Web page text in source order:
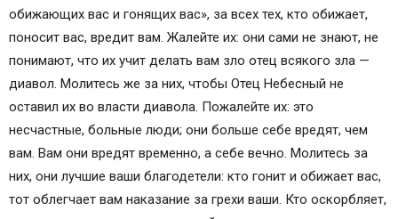
обижающих вас и гонящих вас», за всех тех, кто обижает,
поносит вас, вредит вам. Жалейте их: они сами не знают, не
понимают, что их учит делать вам зло отец всякого зла —
диавол. Молитесь же за них, чтобы Отец Небесный не
оставил их во власти диавола. Пожалейте их: это
несчастные, больные люди; они больше себе вредят, чем
вам. Вам они вредят временно, а себе вечно. Молитесь за
них, они лучшие ваши благодетели: кто гонит и обижает вас,
тот облегчает вам наказание за грехи ваши. Кто оскорбляет,